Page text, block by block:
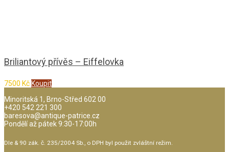
Briliantový přívěs – Eiffelovka
7500 Kč Koupit
Minoritská 1, Brno-Střed 602 00
+420 542 221 300
baresova@antique-patrice.cz
Pondělí až pátek 9:30-17:00h
Dle & 90 zák. č. 235/2004 Sb., o DPH byl použit zvláštní režim.